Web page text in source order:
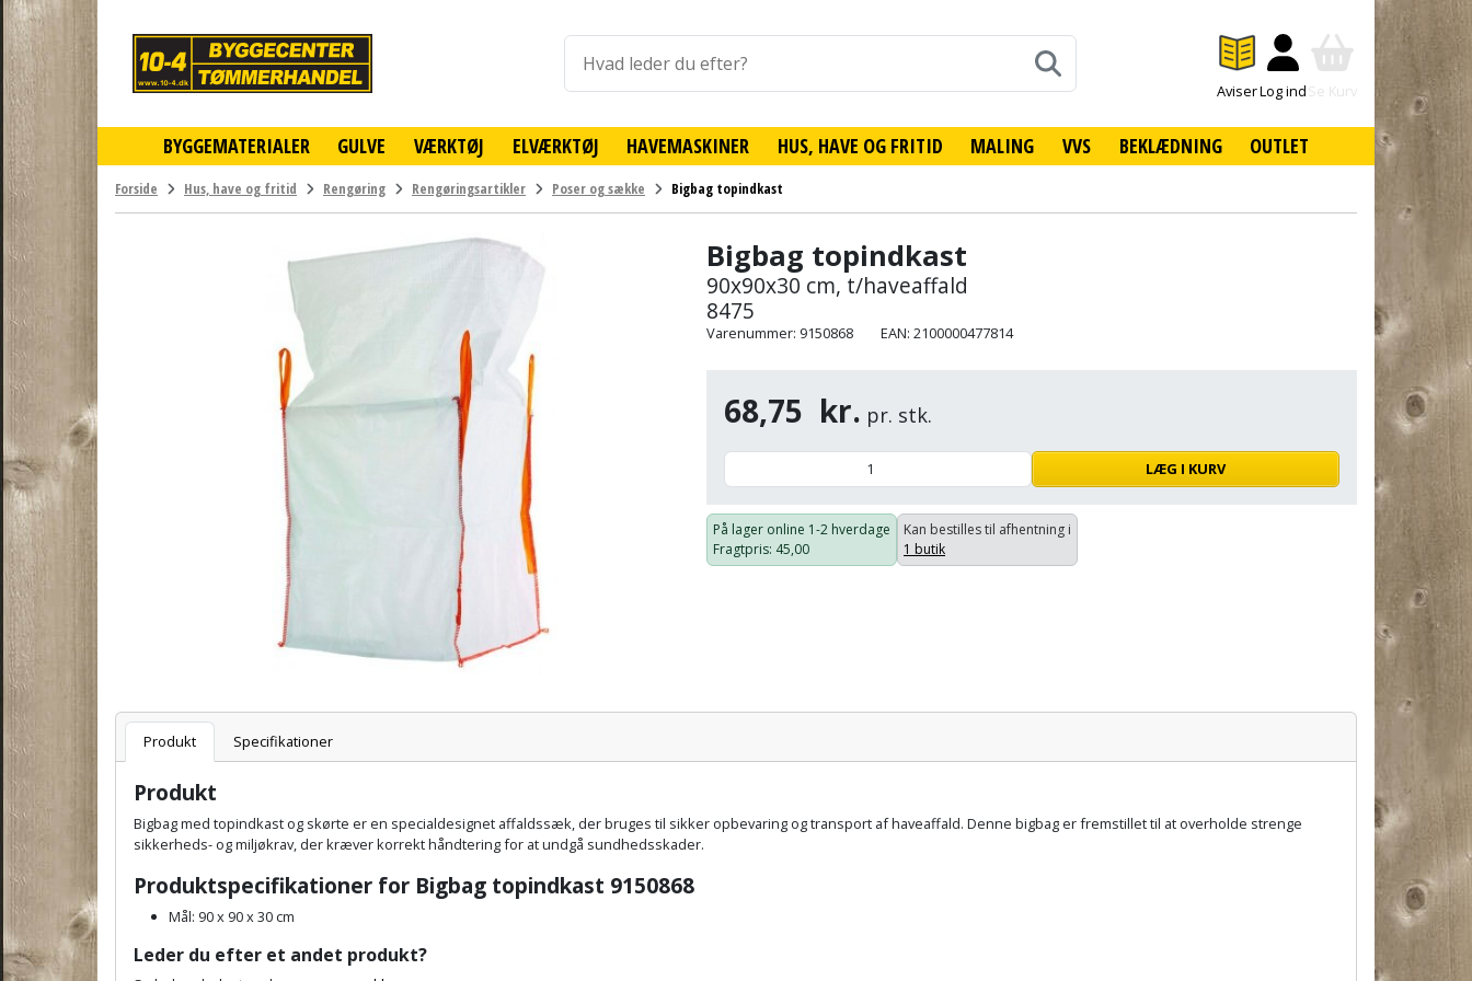
BYGGEMATERIALER GULVE VÆRKTØJ ELVÆRKTØJ HAVEMASKINER HUS, HAVE OG FRITID MALING VVS BEKLÆDNING OUTLET
online
byggemarked
og
tømmerhandel
-
og
AviserLog indSe Kurv
Forside Hus, have og fritid Rengøring Rengøringsartikler Poser og sække Bigbag topindkast
Bigbag topindkast
90x90x30 cm, t/haveaffald
8475
Varenummer: 9150868 EAN: 2100000477814
68,75 kr. pr. stk.
LÆG I KURV
På lager online 1-2 hverdage
Fragtpris: 45,00
Kan bestilles til afhentning i
1 butik
Varenummer
Pris:
Produkt
Specifikationer
Produkt
Bigbag med topindkast og skørte er en specialdesignet affaldssæk, der bruges til sikker opbevaring og transport af haveaffald. Denne bigbag er fremstillet til at overholde strenge
sikkerheds- og miljøkrav, der kræver korrekt håndtering for at undgå sundhedsskader.
Produktspecifikationer for Bigbag topindkast 9150868
Mål: 90 x 90 x 30 cm
Leder du efter et andet produkt?